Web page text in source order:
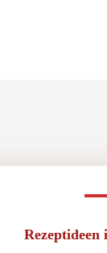
Rezeptideen